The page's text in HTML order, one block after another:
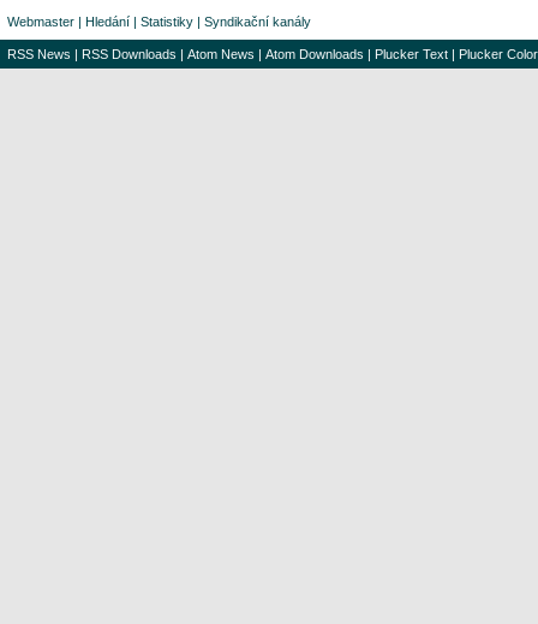
Webmaster | Hledání | Statistiky | Syndikační kanály
RSS News | RSS Downloads | Atom News | Atom Downloads | Plucker Text | Plucker Color